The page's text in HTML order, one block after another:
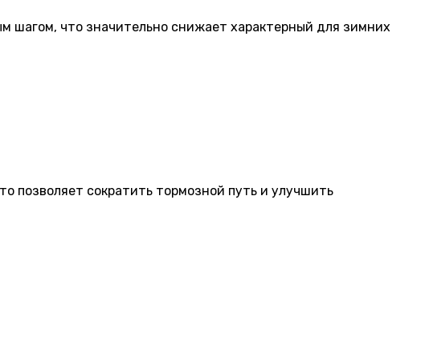
шагом, что значительно снижает характерный для зимних
позволяет сократить тормозной путь и улучшить